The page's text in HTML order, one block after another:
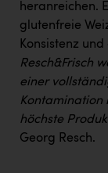
heranreichen.
glutenfreie
Konsistenz
Resch&Frisch
einer
Kontamination
höchste
Georg Resch.